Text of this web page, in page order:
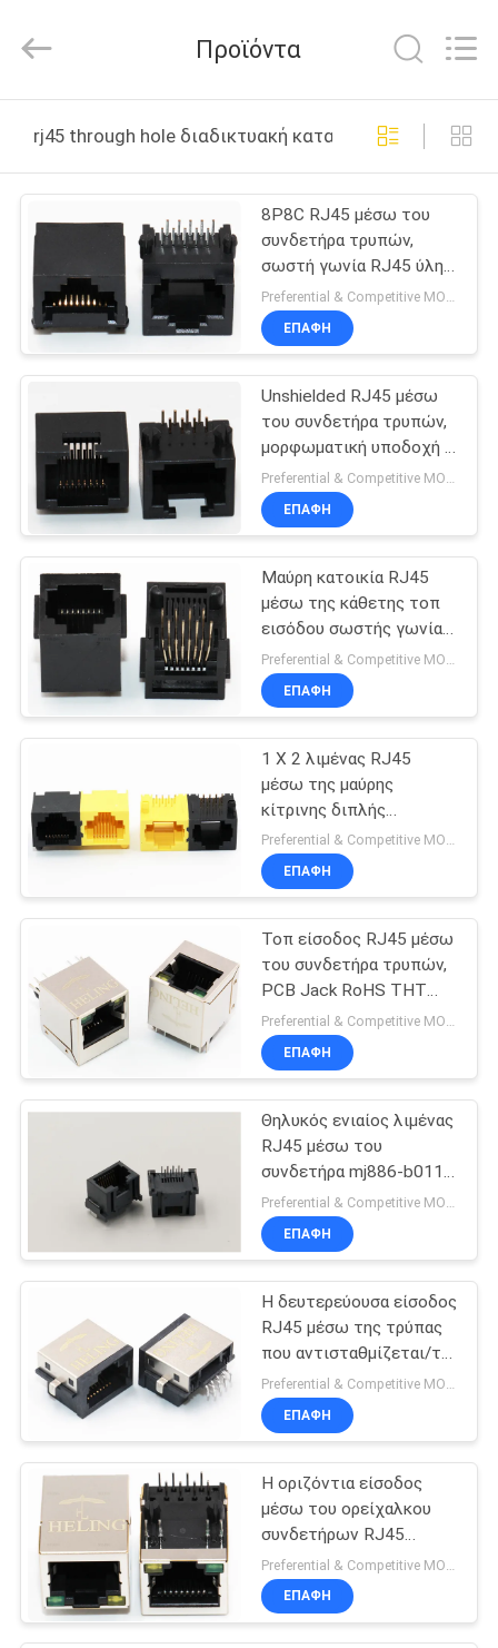
ΠΡΟΪΌΝΤΑ
ΠΕΡΊΠΟΥ
ΕΜΕΊΣ
ΓΎΡΟΣ
ΕΡΓΟΣΤΑΣΊΩΝ
ΠΟΙΟΤΙΚΌΣ
ΈΛΕΓΧΟΣ
ΜΑΣ
ΕΛΆΤΕ
ΕΠΑΦΉ
ΜΕ
ΖΗΤΉΣΤΕ
ΈΝΑ
SITEMAP
ΠΟΛΙΤΙΚΉ
ΑΠΟΡΡΉΤΟΥ
Rights
by
Προϊόντα
rj45 through hole διαδικτυακή κατασκευή
8P8C RJ45 μέσω του
συνδετήρα τρυπών,
σωστή γωνία RJ45 ύλης
συγκολλήσεως THT με
τις θέσεις
Preferential & Competitive MOQ:3000
ΕΠΑΦΉ
Unshielded RJ45 μέσω
του συνδετήρα τρυπών,
μορφωματική υποδοχή Ρ
PCB RJ45/Α
ΕΠΑΦΉ
Μαύρη κατοικία RJ45
μέσω της κάθετης τοπ
εισόδου σωστής γωνίας
συνδετήρων τρυπών
ΕΠΑΦΉ
1 X 2 λιμένας RJ45
μέσω της μαύρης
κίτρινης διπλής
κατοικίας χρώματος
συνδετήρων τρυπών
Preferential & Competitive MOQ:2000
ΕΠΑΦΉ
Τοπ είσοδος RJ45 μέσω
του συνδετήρα τρυπών,
PCB Jack RoHS THT
RJ45 υποχωρητικό
Preferential & Competitive MOQ:3000
ΕΠΑΦΉ
Θηλυκός ενιαίος λιμένας
RJ45 μέσω του
συνδετήρα mj886-b011-
hlpdn1-γ τρυπών
ΕΠΑΦΉ
Η δευτερεύουσα είσοδος
RJ45 μέσω της τρύπας
που αντισταθμίζεται/τα
PCB προεξοχών
τοποθετεί το ύψος
6.0mm Jack
ΕΠΑΦΉ
Η οριζόντια είσοδος
μέσω του ορείχαλκου
συνδετήρων RJ45
τρυπών προστάτευσε
τις πράσινες/κίτρινες
οδηγήσεις
ΕΠΑΦΉ